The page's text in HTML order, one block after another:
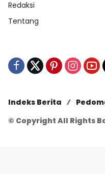
Redaksi
Tentang
Indeks Berita
© Copyright All Rights